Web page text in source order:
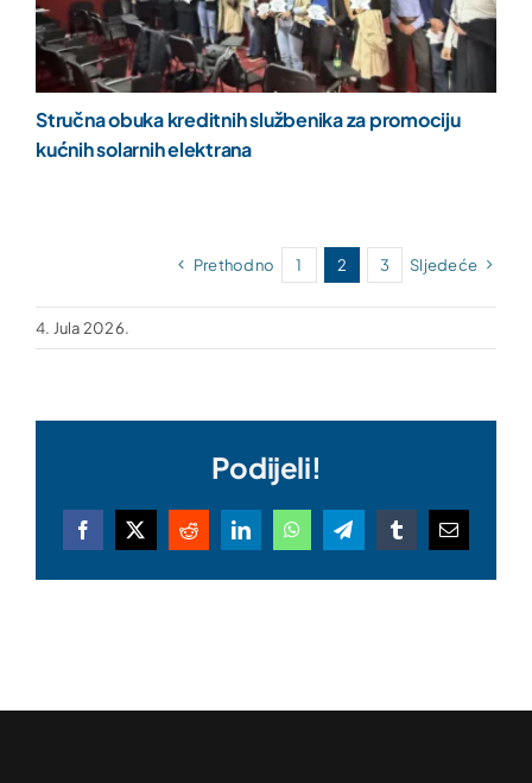
Stručna obuka kreditnih službenika za promociju
kućnih solarnih elektrana
Prethodno 1 2 3 Sljedeće
4. Jula 2026.
Podijeli!
Facebook
X RedditLinkedInWhatsAppTelegramTumblrEmail